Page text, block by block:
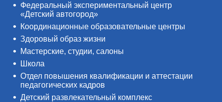
Федеральный экспериментальный центр
«Детский автогород»
Координационные образовательные центры
Здоровый образ жизни
Мастерские, студии, салоны
Школа
Отдел повышения квалификации и аттестации
педагогических кадров
Детский развлекательный комплекс